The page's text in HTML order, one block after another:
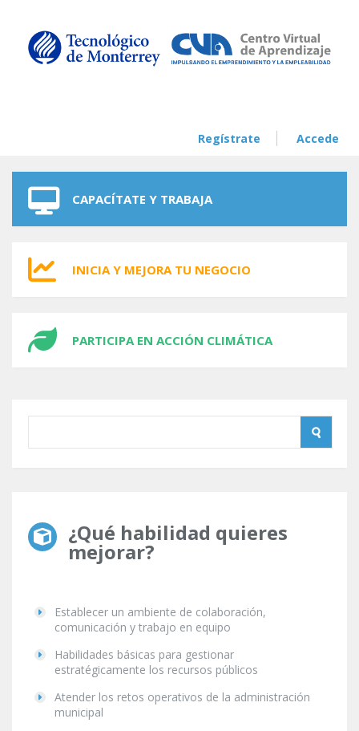
Regístrate Accede
CAPACÍTATE Y TRABAJA
INICIA Y MEJORA TU NEGOCIO
PARTICIPA EN ACCIÓN CLIMÁTICA
¿Qué habilidad quieres
mejorar?
Establecer un ambiente de colaboración,
comunicación y trabajo en equipo
Habilidades básicas para gestionar
estratégicamente los recursos públicos
Atender los retos operativos de la administración
municipal